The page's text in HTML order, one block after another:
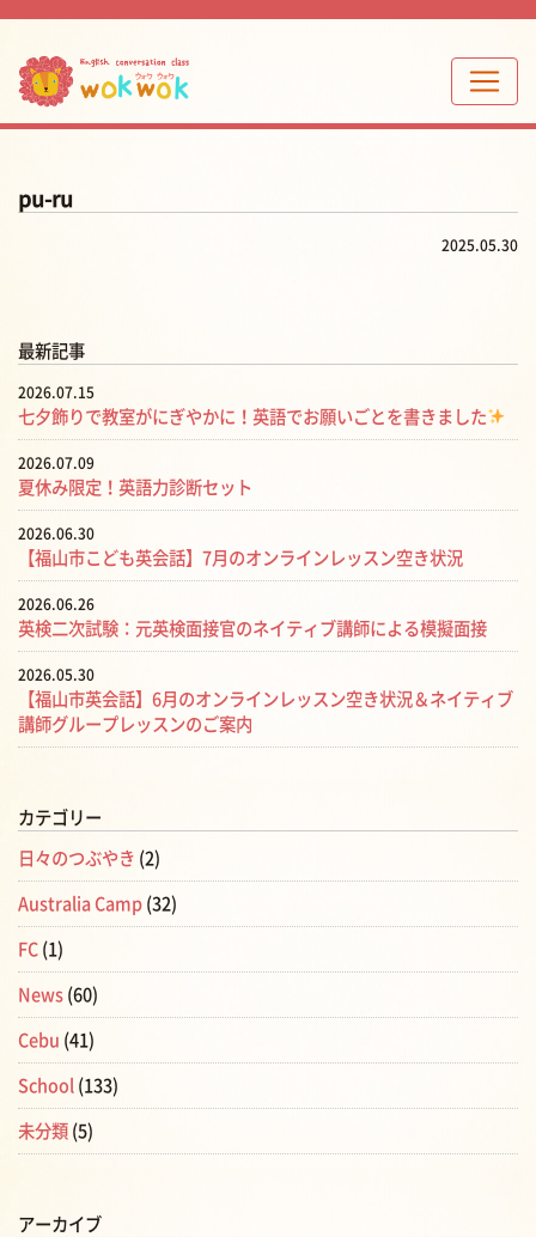
pu-ru
2025.05.30
最新記事
2026.07.15
七夕飾りで教室がにぎやかに！英語でお願いごとを書きました
2026.07.09
夏休み限定！英語力診断セット
2026.06.30
【福山市こども英会話】7月のオンラインレッスン空き状況
2026.06.26
英検二次試験：元英検面接官のネイティブ講師による模擬面接
2026.05.30
【福山市英会話】6月のオンラインレッスン空き状況＆ネイティブ
講師グループレッスンのご案内
カテゴリー
日々のつぶやき (2)
Australia Camp (32)
FC (1)
News (60)
Cebu (41)
School (133)
未分類 (5)
アーカイブ